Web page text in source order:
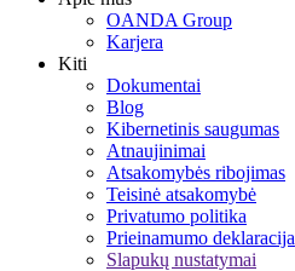
OANDA Group
Karjera
Kiti
Dokumentai
Blog
Kibernetinis saugumas
Atnaujinimai
Atsakomybės ribojimas
Teisinė atsakomybė
Privatumo politika
Prieinamumo deklaracija
Slapukų nustatymai